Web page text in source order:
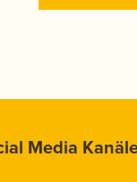
Media